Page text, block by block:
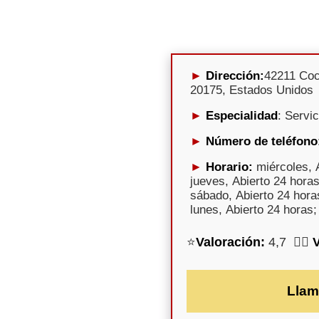
Dirección:42211
20175, Estados Unidos
Especialidad :
Número de teléfono
Horario: miércoles,
jueves, Abierto 24
sábado, Abierto 24
lunes, Abierto 24
⭐Valoración: 4,7 🕵️‍♀️